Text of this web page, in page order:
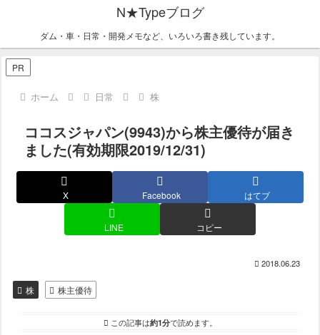
N★Typeブログ
ダム・車・日常・開発メモなど、いろいろ書き残しています。
PR
ホーム 日常 株
ココスジャパン(9943)から株主優待が届き
ました(有効期限2019/12/31)
X Facebook はてブ
LINE コピー
2018.06.23
株 株主優待
この記事は約1分で読めます。